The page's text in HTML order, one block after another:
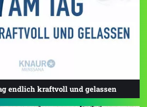
endlich kraftvoll und gelassen